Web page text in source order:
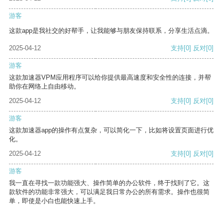
游客
这款app是我社交的好帮手，让我能够与朋友保持联系，分享生活点滴。
2025-04-12 支持[0] 反对[0]
游客
这款加速器VPM应用程序可以给你提供最高速度和安全性的连接，并帮
助你在网络上自由移动。
2025-04-12
支持[0] 反对[0]
游客
这款加速器app的操作有点复杂，可以简化一下，比如将设置页面进行优
化。
2025-04-12
支持[0] 反对[0]
游客
我一直在寻找一款功能强大、操作简单的办公软件，终于找到了它。这
款软件的功能非常强大，可以满足我日常办公的所有需求。操作也很简
单，即使是小白也能快速上手。